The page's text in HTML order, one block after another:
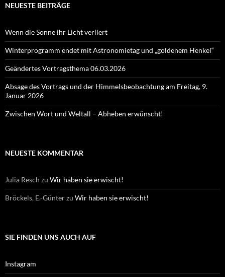
NEUESTE BEITRÄGE
Wenn die Sonne ihr Licht verliert
Winterprogramm endet mit Astronomietag und „goldenem Henkel“
Geändertes Vortragsthema 06.03.2026
Absage des Vortrags und der Himmelsbeobachtung am Freitag, 9.
Januar 2026
Zwischen Wort und Weltall – Abheben erwünscht!
NEUESTE KOMMENTAR
Julia Resch zu Wir haben sie erwischt!
Bröckels, E.-Günterzu Wir haben sie erwischt!
SIE FINDEN UNS AUCH AUF
Instagram